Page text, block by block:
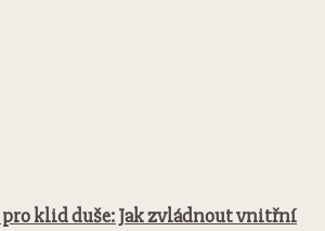
klid duše: Jak zvládnout vnitřní